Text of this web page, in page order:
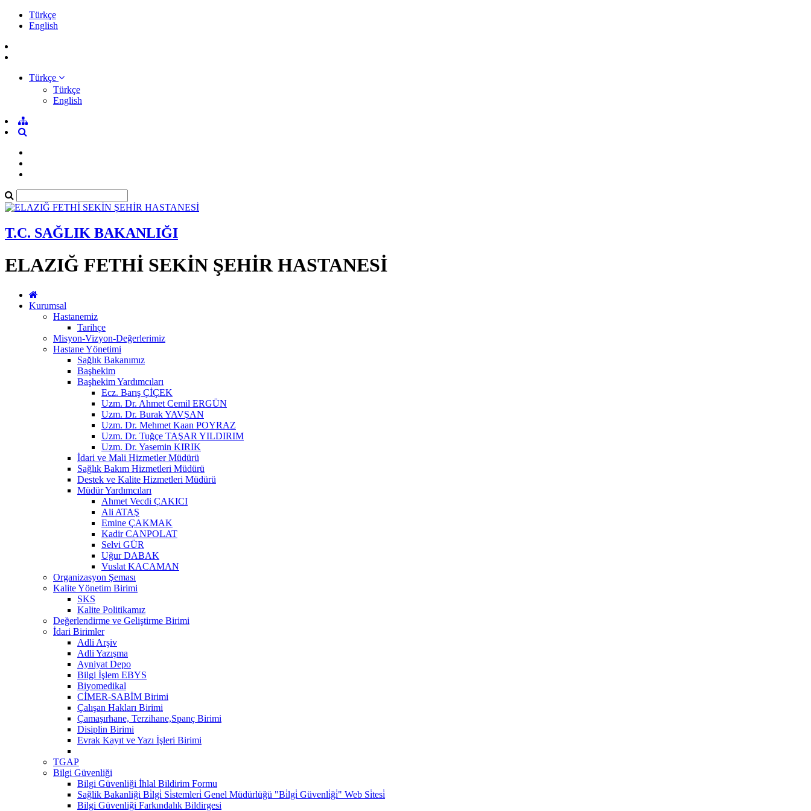
Türkçe
English
Türkçe
Türkçe
English
T.C. SAĞLIK BAKANLIĞI
ELAZIĞ FETHİ SEKİN ŞEHİR HASTANESİ
Kurumsal
Hastanemiz
Tarihçe
Misyon-Vizyon-Değerlerimiz
Hastane Yönetimi
Sağlık Bakanımız
Başhekim
Başhekim Yardımcıları
Ecz. Barış ÇİÇEK
Uzm. Dr. Ahmet Cemil ERGÜN
Uzm. Dr. Burak YAVŞAN
Uzm. Dr. Mehmet Kaan POYRAZ
Uzm. Dr. Tuğçe TAŞAR YILDIRIM
Uzm. Dr. Yasemin KIRIK
İdari ve Mali Hizmetler Müdürü
Sağlık Bakım Hizmetleri Müdürü
Destek ve Kalite Hizmetleri Müdürü
Müdür Yardımcıları
Ahmet Vecdi ÇAKICI
Ali ATAŞ
Emine ÇAKMAK
Kadir CANPOLAT
Selvi GÜR
Uğur DABAK
Vuslat KACAMAN
Organizasyon Şeması
Kalite Yönetim Birimi
SKS
Kalite Politikamız
Değerlendirme ve Geliştirme Birimi
İdari Birimler
Adli Arşiv
Adli Yazışma
Ayniyat Depo
Bilgi İşlem EBYS
Biyomedikal
CİMER-SABİM Birimi
Çalışan Hakları Birimi
Çamaşırhane, Terzihane,Spanç Birimi
Disiplin Birimi
Evrak Kayıt ve Yazı İşleri Birimi
TGAP
Bilgi Güvenliği
Bilgi Güvenliği İhlal Bildirim Formu
Sağlik Bakanliği Bi̇lgi̇ Si̇stemleri̇ Genel Müdürlüğü "Bi̇lgi̇ Güvenli̇ği̇" Web Si̇tesi̇
Bilgi Güvenliği Farkındalık Bildirgesi